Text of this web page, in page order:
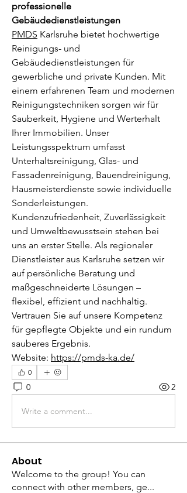
professionelle
Gebäudedienstleistungen
PMDS Karlsruhe bietet hochwertige
Reinigungs- und
Gebäudedienstleistungen für
gewerbliche und private Kunden. Mit
einem erfahrenen Team und modernen
Reinigungstechniken sorgen wir für
Sauberkeit, Hygiene und Werterhalt
Ihrer Immobilien. Unser
Leistungsspektrum umfasst
Unterhaltsreinigung, Glas- und
Fassadenreinigung, Bauendreinigung,
Hausmeisterdienste sowie individuelle
Sonderleistungen.
Kundenzufriedenheit, Zuverlässigkeit
und Umweltbewusstsein stehen bei
uns an erster Stelle. Als regionaler
Dienstleister aus Karlsruhe setzen wir
auf persönliche Beratung und
maßgeschneiderte Lösungen –
flexibel, effizient und nachhaltig.
Vertrauen Sie auf unsere Kompetenz
für gepflegte Objekte und ein rundum
sauberes Ergebnis.
Website: https://pmds-ka.de/
0
0 2
Write a comment...
About
Welcome to the group! You can
connect with other members, ge...